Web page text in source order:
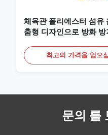
체육관 폴리에스터 섬유
춤형 디자인으로 방화 방
최고의 가격을 얻으
문의 를